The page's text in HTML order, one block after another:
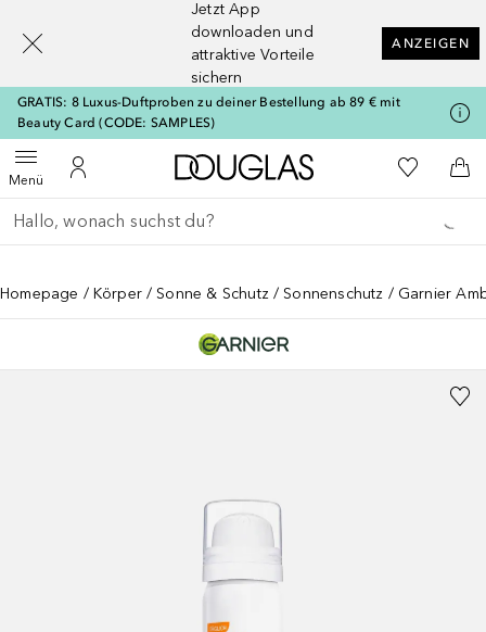
Jetzt App
downloaden und
attraktive Vorteile
sichern
ANZEIGEN
GRATIS: 8 Luxus-Duftproben zu deiner Bestellung ab 89 € mit
Beauty Card (CODE: SAMPLES)
MenüMenü öffnenZu Meinem Kundenkonto
Zur Douglas Startseite
Zu Meiner
Gehe zurück
Suche ausführen
Homepage Körper Sonne & Schutz Sonnenschutz Garnier
[navigation.slideout.screenreader]